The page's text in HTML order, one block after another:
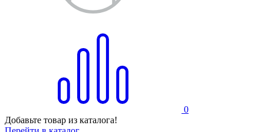
0
Добавьте товар из каталога!